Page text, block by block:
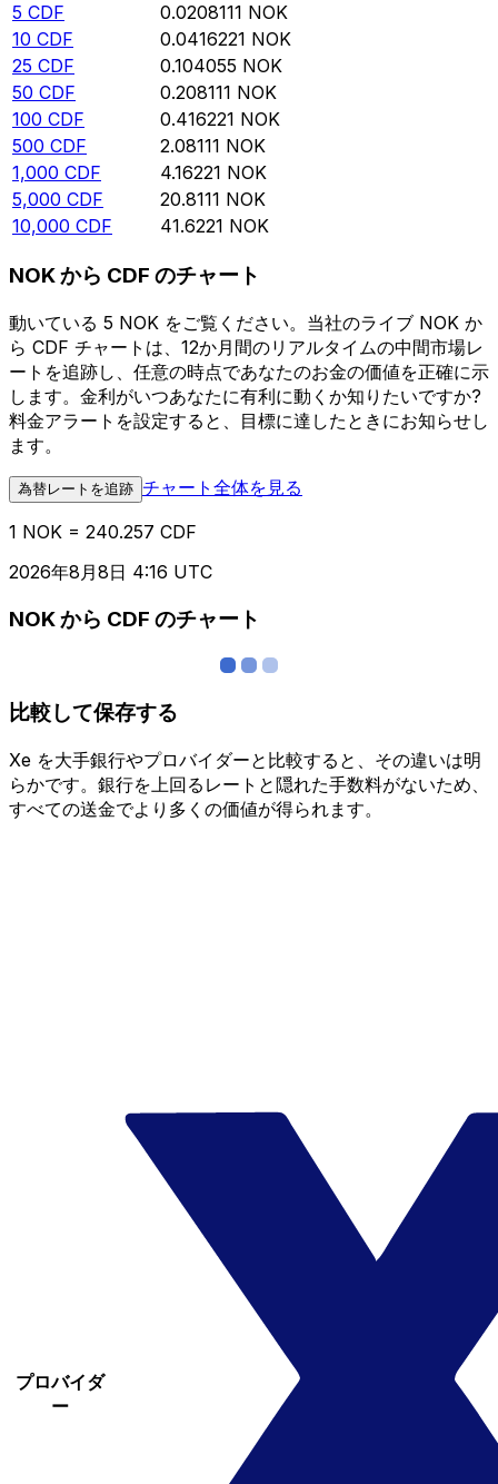
5 CDF 0.0208111 NOK
10 CDF 0.0416221 NOK
25 CDF 0.104055 NOK
50 CDF 0.208111 NOK
100 CDF 0.416221 NOK
500 CDF 2.08111 NOK
1,000 CDF 4.16221 NOK
5,000 CDF 20.8111 NOK
10,000 CDF 41.6221 NOK
NOK から CDF のチャート
動いている 5 NOK をご覧ください。当社のライブ NOK か
ら CDF チャートは、12か月間のリアルタイムの中間市場レ
ートを追跡し、任意の時点であなたのお金の価値を正確に示
します。金利がいつあなたに有利に動くか知りたいですか?
料金アラートを設定すると、目標に達したときにお知らせし
ます。
為替レートを追跡 チャート全体を見る
1 NOK = 240.257 CDF
2026年8月8日 4:16 UTC
NOK から CDF のチャート
比較して保存する
Xe を大手銀行やプロバイダーと比較すると、その違いは明
らかです。銀行を上回るレートと隠れた手数料がないため、
すべての送金でより多くの価値が得られます。
プロバイダ
ー